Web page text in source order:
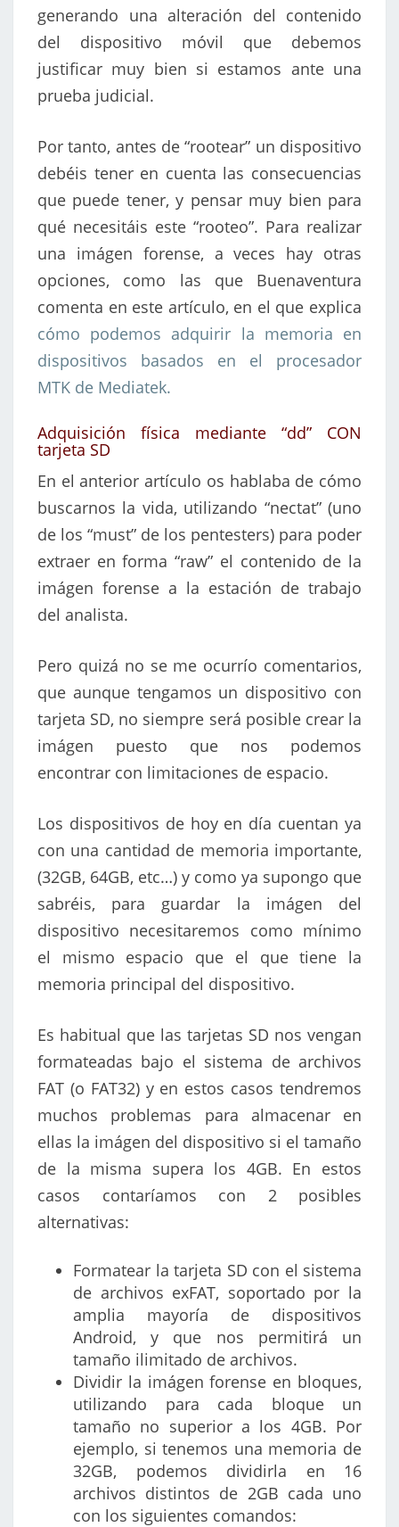
generando una alteración del contenido
del dispositivo móvil que debemos
justificar muy bien si estamos ante una
prueba judicial.
Por tanto, antes de “rootear” un dispositivo
debéis tener en cuenta las consecuencias
que puede tener, y pensar muy bien para
qué necesitáis este “rooteo”. Para realizar
una imágen forense, a veces hay otras
opciones, como las que Buenaventura
comenta en este artículo, en el que explica
cómo podemos adquirir la memoria en
dispositivos basados en el procesador
MTK de Mediatek.
Adquisición física mediante “dd” CON
tarjeta SD
En el anterior artículo os hablaba de cómo
buscarnos la vida, utilizando “nectat” (uno
de los “must” de los pentesters) para poder
extraer en forma “raw” el contenido de la
imágen forense a la estación de trabajo
del analista.
Pero quizá no se me ocurrío comentarios,
que aunque tengamos un dispositivo con
tarjeta SD, no siempre será posible crear la
imágen puesto que nos podemos
encontrar con limitaciones de espacio.
Los dispositivos de hoy en día cuentan ya
con una cantidad de memoria importante,
(32GB, 64GB, etc…) y como ya supongo que
sabréis, para guardar la imágen del
dispositivo necesitaremos como mínimo
el mismo espacio que el que tiene la
memoria principal del dispositivo.
Es habitual que las tarjetas SD nos vengan
formateadas bajo el sistema de archivos
FAT (o FAT32) y en estos casos tendremos
muchos problemas para almacenar en
ellas la imágen del dispositivo si el tamaño
de la misma supera los 4GB. En estos
casos contaríamos con 2 posibles
alternativas:
Formatear la tarjeta SD con el sistema
de archivos exFAT, soportado por la
amplia mayoría de dispositivos
Android, y que nos permitirá un
tamaño ilimitado de archivos.
Dividir la imágen forense en bloques,
utilizando para cada bloque un
tamaño no superior a los 4GB. Por
ejemplo, si tenemos una memoria de
32GB, podemos dividirla en 16
archivos distintos de 2GB cada uno
con los siguientes comandos: